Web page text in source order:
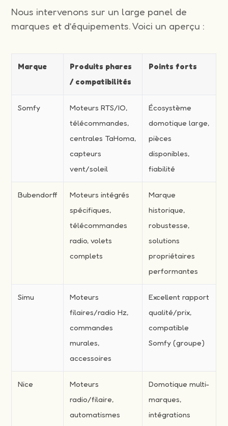
Nous intervenons sur un large panel de
marques et d’équipements. Voici un aperçu :
Marque
Produits phares
/ compatibilités
Points forts
Somfy
Moteurs RTS/IO,
télécommandes,
centrales TaHoma,
capteurs
vent/soleil
Écosystème
domotique large,
pièces
disponibles,
fiabilité
Bubendorff
Moteurs intégrés
spécifiques,
télécommandes
radio, volets
complets
Marque
historique,
robustesse,
solutions
propriétaires
performantes
Simu
Moteurs
filaires/radio Hz,
commandes
murales,
accessoires
Excellent rapport
qualité/prix,
compatible
Somfy (groupe)
Nice
Moteurs
radio/filaire,
automatismes
Domotique multi-
marques,
intégrations